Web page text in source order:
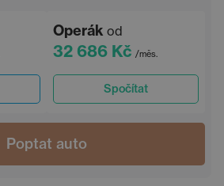
Operák od
32 686 Kč /měs.
Spočítat
Poptat auto